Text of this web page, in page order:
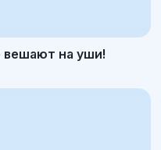
вешают на уши!